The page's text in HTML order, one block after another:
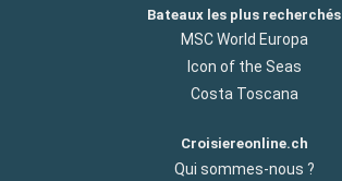
Bateaux les plus recherchés
MSC World Europa
Icon of the Seas
Costa Toscana
Croisiereonline.ch
Qui sommes-nous ?